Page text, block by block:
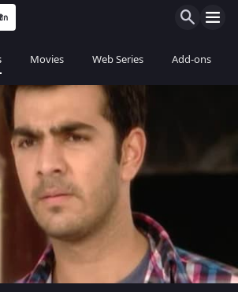
ก
Movies Web Series Add-ons